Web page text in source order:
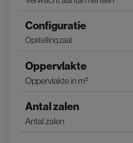
Configuratie
Oppervlakte
Antal zalen